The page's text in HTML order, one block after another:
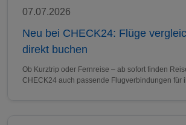
07.07.2026
Neu bei CHECK24: Flüge
direkt buchen
Ob Kurztrip oder Fernreise – ab sofort finden
CHECK24 auch passende Flugverbindungen für